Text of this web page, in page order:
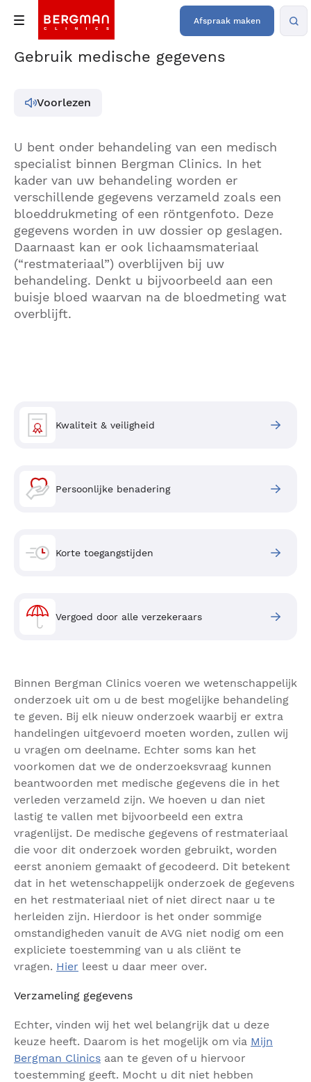
Afspraak maken
Gebruik medische gegevens
Voorlezen
U bent onder behandeling van een medisch
specialist binnen Bergman Clinics. In het
kader van uw behandeling worden er
verschillende gegevens verzameld zoals een
bloeddrukmeting of een röntgenfoto. Deze
gegevens worden in uw dossier op geslagen.
Daarnaast kan er ook lichaamsmateriaal
(“restmateriaal”) overblijven bij uw
behandeling. Denkt u bijvoorbeeld aan een
buisje bloed waarvan na de bloedmeting wat
overblijft.
Kwaliteit & veiligheid
Persoonlijke benadering
Korte toegangstijden
Vergoed door alle verzekeraars
Binnen Bergman Clinics voeren we wetenschappelijk
onderzoek uit om u de best mogelijke behandeling
te geven. Bij elk nieuw onderzoek waarbij er extra
handelingen uitgevoerd moeten worden, zullen wij
u vragen om deelname. Echter soms kan het
voorkomen dat we de onderzoeksvraag kunnen
beantwoorden met medische gegevens die in het
verleden verzameld zijn. We hoeven u dan niet
lastig te vallen met bijvoorbeeld een extra
vragenlijst. De medische gegevens of restmateriaal
die voor dit onderzoek worden gebruikt, worden
eerst anoniem gemaakt of gecodeerd. Dit betekent
dat in het wetenschappelijk onderzoek de gegevens
en het restmateriaal niet of niet direct naar u te
herleiden zijn. Hierdoor is het onder sommige
omstandigheden vanuit de AVG niet nodig om een
expliciete toestemming van u als cliënt te
vragen. Hier leest u daar meer over.
Verzameling gegevens
Echter, vinden wij het wel belangrijk dat u deze
keuze heeft. Daarom is het mogelijk om via Mijn
Bergman Clinics aan te geven of u hiervoor
toestemming geeft. Mocht u dit niet hebben